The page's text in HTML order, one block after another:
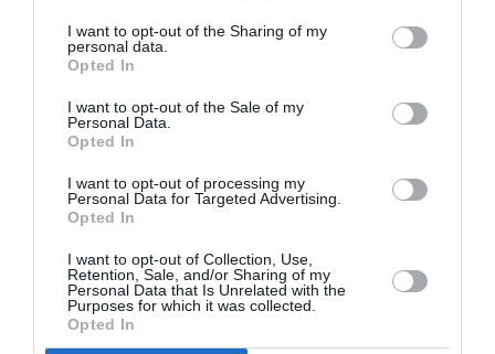
I want to opt-out of the Sharing of my
personal data.
Opted In
I want to opt-out of the Sale of my
Personal Data.
Opted In
I want to opt-out of processing my
Personal Data for Targeted Advertising.
Opted In
I want to opt-out of Collection, Use,
Retention, Sale, and/or Sharing of my
Personal Data that Is Unrelated with the
Purposes for which it was collected.
Opted In
εγκαινιάστηκε το 2009. Οι προβολές του Video Art
Μηδέν πραγματοποιούνται στην Αίθουσα
την Εφορεία Αρχαιοτήτων Μεσσηνίας.
στούντιο στο κέντρο της Καλαμάτας (Αναγνωσταρά 20),
που λειτουργεί ως εναλλακτικός χώρος συνάντησης
οπτικοακουστικά event, θεατρικά δρώμενα,
performance και εικαστικές δράσεις.
Re:Thinkείναι ένας μη-κερδοσκοπικός